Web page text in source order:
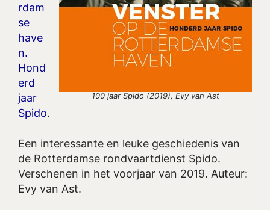
100 jaar Spido (2019), Evy van Ast
rdam
se
have
n.
Hond
erd
jaar
Spido.
Een interessante en leuke geschiedenis van
de Rotterdamse rondvaartdienst Spido.
Verschenen in het voorjaar van 2019. Auteur:
Evy van Ast.